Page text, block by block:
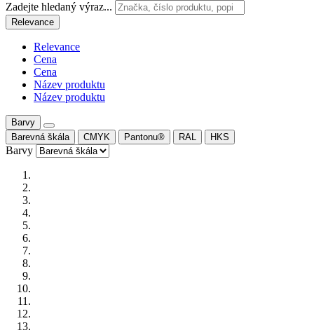
Zadejte hledaný výraz...
Relevance
Relevance
Cena
Cena
Název produktu
Název produktu
Barvy
Barevná škála
CMYK Pantonu® RAL HKS
Barvy